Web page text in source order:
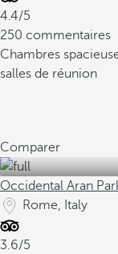
4.4/5
250 commentaires
Chambres
salles de réunion
Comparer
Occidental Aran
Rome, Italy
3.6/5